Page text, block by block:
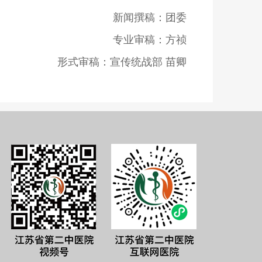
新闻撰稿：团委
专业审稿：方祯
形式审稿：宣传统战部 苗卿